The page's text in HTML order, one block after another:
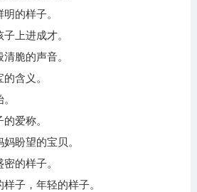
的样子。
上进成才。
脆的声音。
含义。
爱称。
盼望的宝贝。
的样子。
，年轻的样子。